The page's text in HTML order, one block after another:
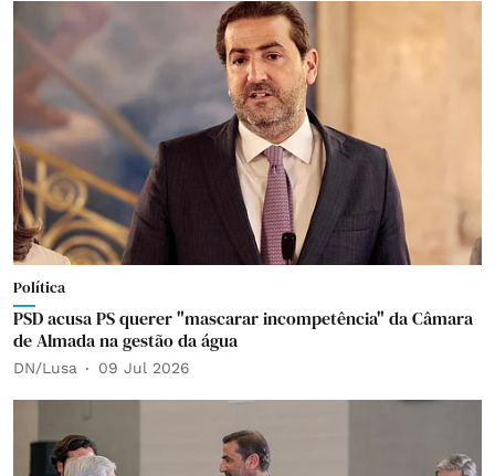
Política
PSD acusa PS querer "mascarar incompetência" da Câmara
de Almada na gestão da água
DN/Lusa 09 Jul 2026